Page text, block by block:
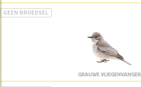
GEEN BROEDSEL
GRAUWE VLIEGENVANGER